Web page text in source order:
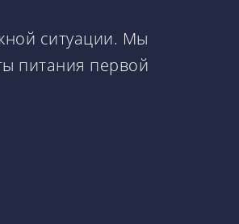
ситуации. Мы
питания первой